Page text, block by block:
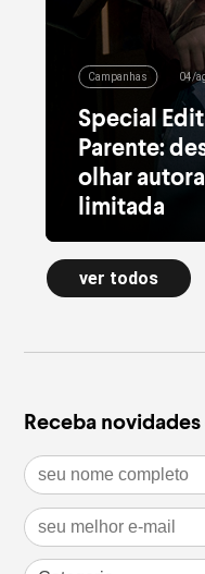
Campanhas 04/
Special
Parente:
olhar
limitada
Alfaiataria leve,
de poule e
naturais dão
Edition
ver todos
Receba